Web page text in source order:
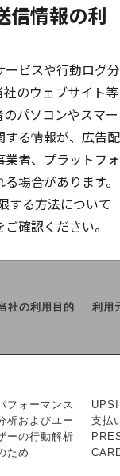
信情報の利
ビスや行動ログ分
のウェブサイト等
パソコンやスマー
する情報が、広告配
者、プラットフォ
場合があります。
する方法について
確認ください。
社の利用目的 利用
フォーマンス
析およびユー
ーの行動解析
ため
支払